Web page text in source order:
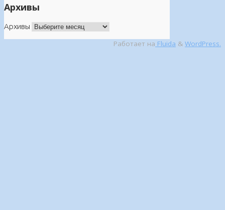
Архивы
Архивы
Работает на Fluida & WordPress.